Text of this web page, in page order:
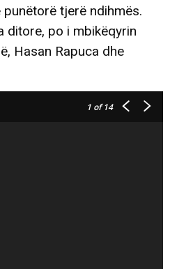
punëtorë tjerë ndihmës.
ditore, po i mbikëqyrin
Hasan Rapuca dhe
1 of 14